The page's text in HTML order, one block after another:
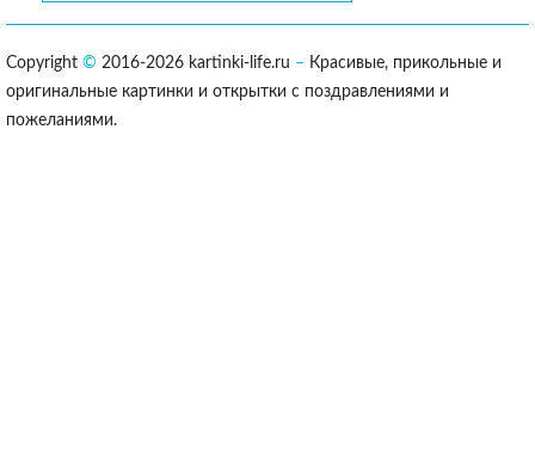
Copyright © 2016-2026 kartinki-life.ru – Красивые, прикольные и
оригинальные картинки и открытки с поздравлениями и
пожеланиями.